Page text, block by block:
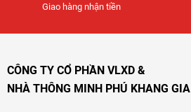
Giao hàng nhận tiền
CÔNG TY CỔ PHẦN VLXD &
NHÀ THÔNG MINH PHÚ KHANG GIA